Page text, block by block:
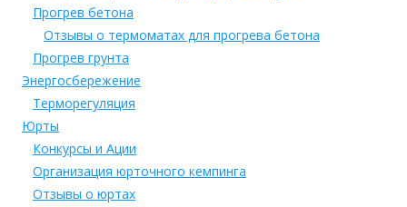
Прогрев бетона
Отзывы о термоматах для прогрева бетона
Прогрев грунта
Энергосбережение
Терморегуляция
Юрты
Конкурсы и Ации
Организация юрточного кемпинга
Отзывы о юртах